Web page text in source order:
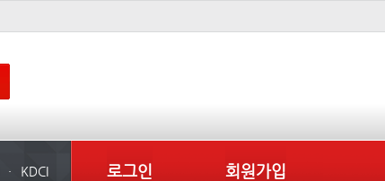
KDCI 로그인 회원가입